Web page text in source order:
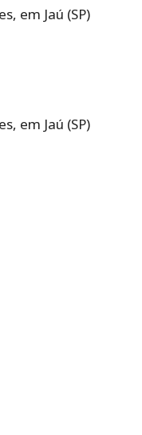
em Jaú (SP)
em Jaú (SP)